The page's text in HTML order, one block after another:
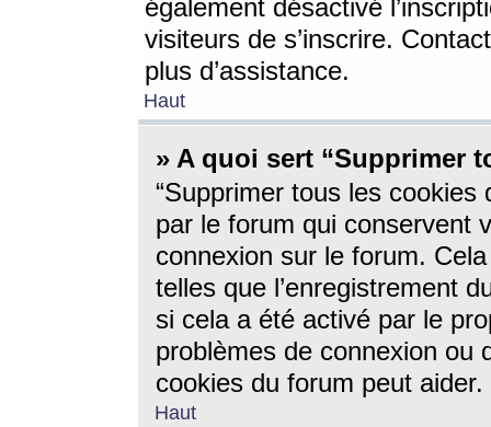
également désactivé
visiteurs de s’inscrire.
plus d’assistance.
Haut
» A quoi sert “Supprimer
“Supprimer tous les cookies
par le forum qui conservent
connexion sur le forum.
telles que l’enregistrement
si cela a été activé par le
problèmes de connexion ou
cookies du forum peut aider.
Haut